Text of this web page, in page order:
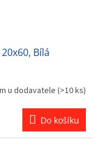
Bílá
u dodavatele(>10 ks)
Do košíku